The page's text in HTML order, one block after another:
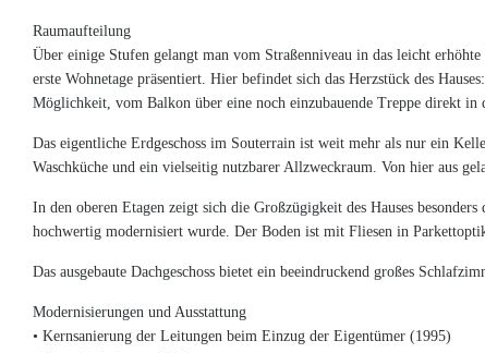
Raumaufteilung
Über einige Stufen gelangt man vom Straßenniveau in das leicht erhöhte
erste Wohnetage präsentiert. Hier befindet sich das Herzstück des
Möglichkeit, vom Balkon über eine noch einzubauende Treppe direkt in
Das eigentliche Erdgeschoss im Souterrain ist weit mehr als nur ein
Waschküche und ein vielseitig nutzbarer Allzweckraum. Von hier aus
In den oberen Etagen zeigt sich die Großzügigkeit des Hauses
hochwertig modernisiert wurde. Der Boden ist mit Fliesen in
Das ausgebaute Dachgeschoss bietet ein beeindruckend großes
Modernisierungen und Ausstattung
• Kernsanierung der Leitungen beim Einzug der Eigentümer (1995)